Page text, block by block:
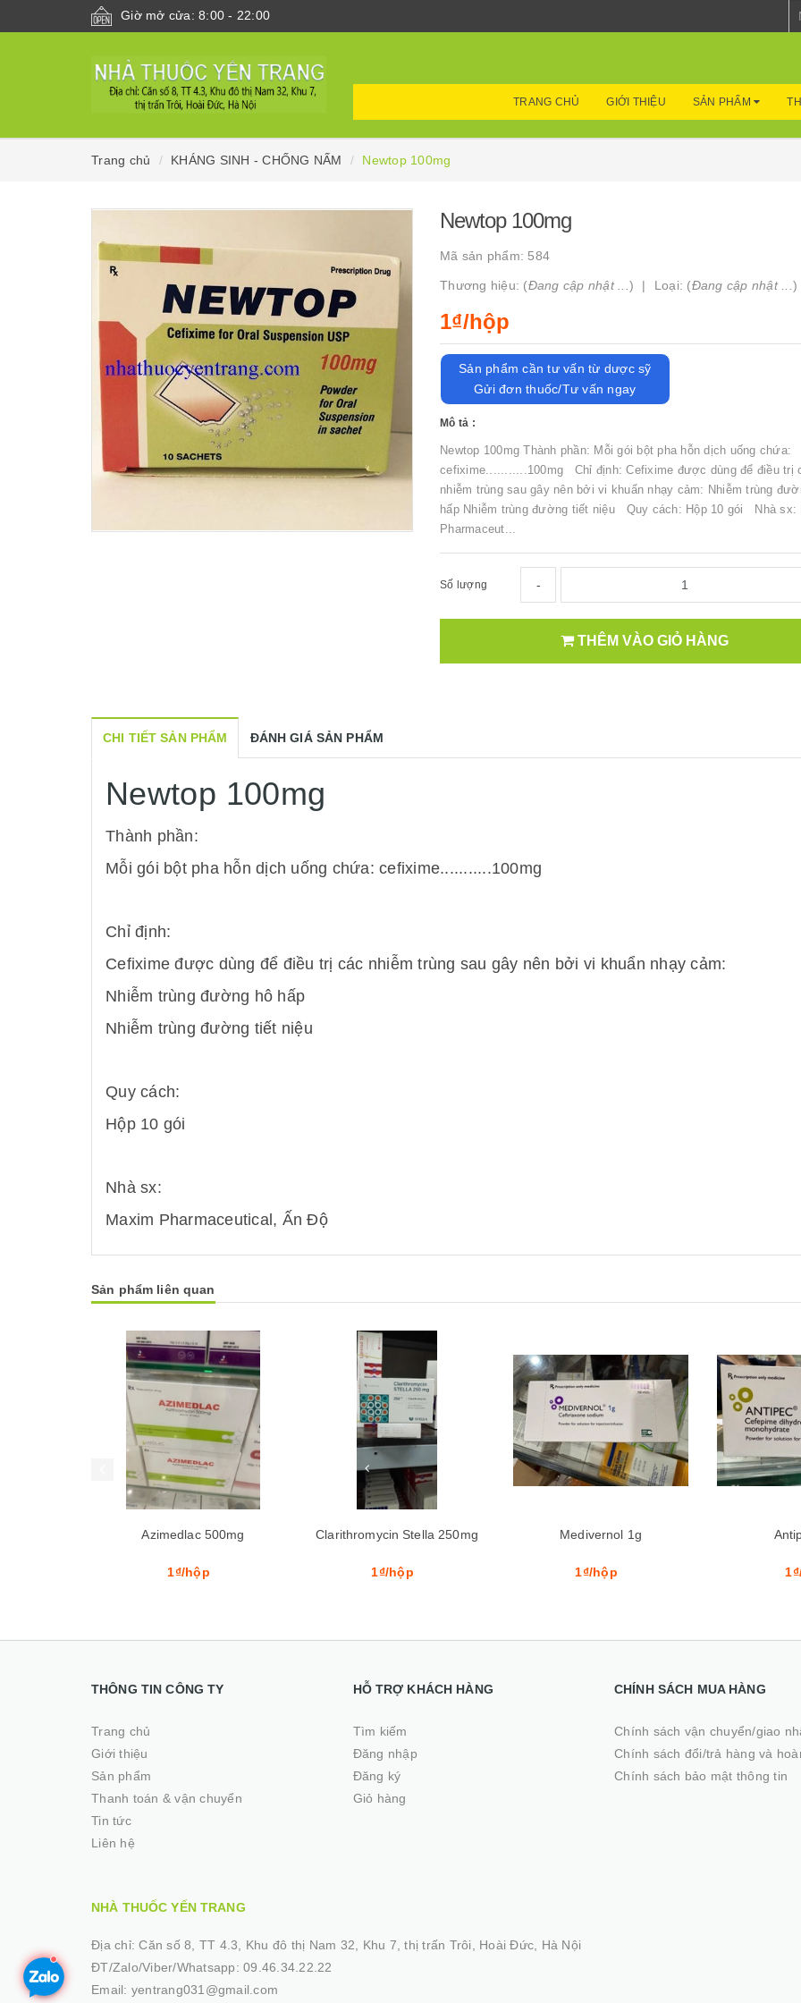
Giờ mở cửa: 8:00 - 22:00
TRANG CHỦ GIỚI THIỆU SẢN PHẨM
Trang chủ KHÁNG SINH - CHỐNG NẤM Newtop 100mg
Newtop 100mg
Mã sản phẩm: 584
Thương hiệu: (Đang cập nhật ... ) Loại: (Đang cập nhật ... )
1₫/hộp
Sản phẩm cần tư vấn từ dược sỹ
Gửi đơn thuốc/Tư vấn ngay
Mô tả :
Newtop 100mg Thành phần: Mỗi gói bột pha hỗn dịch uống chứa:
cefixime...........100mg Chỉ định: Cefixime được dùng để điều trị
nhiễm trùng sau gây nên bởi vi khuẩn nhạy cảm: Nhiễm trùng
hấp Nhiễm trùng đường tiết niệu Quy cách: Hộp 10 gói Nhà sx:
Pharmaceut...
Số lượng -
THÊM VÀO GIỎ HÀNG
CHI TIẾT SẢN PHẨM ĐÁNH GIÁ SẢN PHẨM
Newtop 100mg
Thành phần:
Mỗi gói bột pha hỗn dịch uống chứa: cefixime...........100mg
Chỉ định:
Cefixime được dùng để điều trị các nhiễm trùng sau gây nên bởi vi khuẩn nhạy cảm:
Nhiễm trùng đường hô hấp
Nhiễm trùng đường tiết niệu
Quy cách:
Hộp 10 gói
Nhà sx:
Maxim Pharmaceutical, Ấn Độ
Sản phẩm liên quan
Xem nhanh
Clarithromycin Stella 250mg
1₫/hộp
Medivernol 1g
1₫/hộp
Mua hàng
Antipec 1g
1₫/lọ 1₫/
Mua hàng Mua hàng
THÔNG TIN CÔNG TY
Trang chủ
Giới thiệu
Sản phẩm
Thanh toán & vận chuyển
Tin tức
Liên hệ
HỖ TRỢ KHÁCH HÀNG
Tìm kiếm
Đăng nhập
Đăng ký
Giỏ hàng
CHÍNH SÁCH MUA HÀNG
Chính sách vận chuyển/giao
Chính sách đổi/trả hàng và
Chính sách bảo mật thông tin
NHÀ THUỐC YẾN TRANG
Địa chỉ:Căn số 8, TT 4.3, Khu đô thị Nam 32, Khu 7, thị trấn Trôi, Hoài Đức, Hà Nội
ĐT/Zalo/Viber/Whatsapp: 09.46.34.22.22
Email: yentrang031@gmail.com